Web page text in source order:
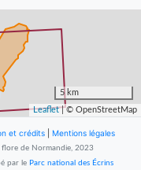
1758
en 2025
1758 5 km
Leaflet| © OpenStreetMap
et crédits Mentions légales
de Normandie, 2023
par le Parc national des Écrins